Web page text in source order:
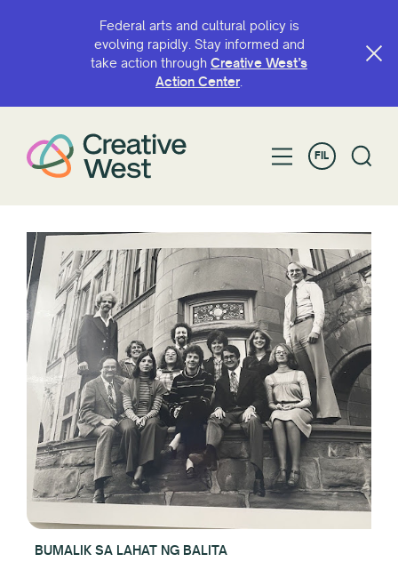
Federal arts and cultural policy is
evolving rapidly. Stay informed and
take action through Creative West’s
Action Center.
FIL
BUMALIK SA LAHAT NG BALITA